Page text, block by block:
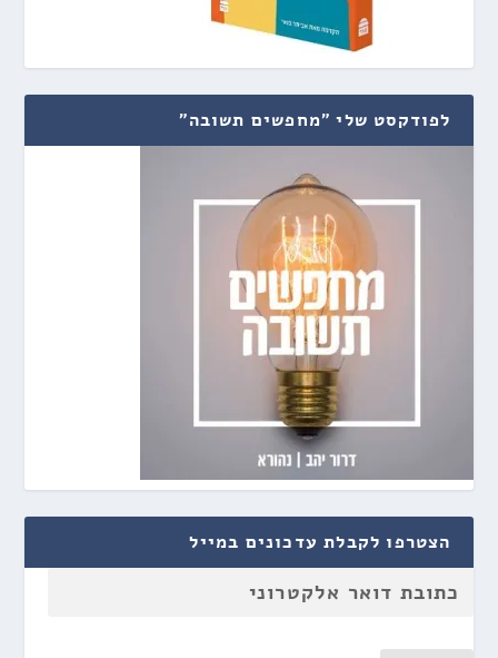
לפודקסט שלי "מחפשים תשובה"
הצטרפו לקבלת עדכונים במייל